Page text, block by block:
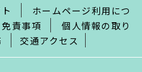
ホームページ利用につ
責事項
個人情報の取り
交通アクセス